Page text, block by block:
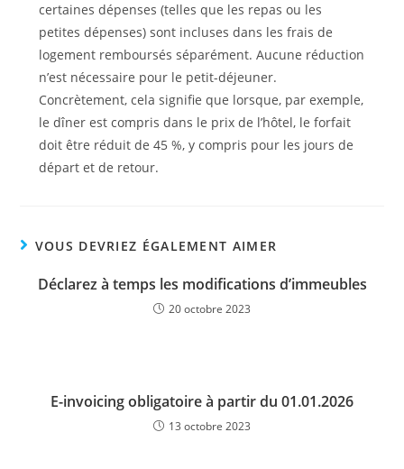
certaines dépenses (telles que les repas ou les
petites dépenses) sont incluses dans les frais de
logement remboursés séparément. Aucune réduction
n’est nécessaire pour le petit-déjeuner.
Concrètement, cela signifie que lorsque, par exemple,
le dîner est compris dans le prix de l’hôtel, le forfait
doit être réduit de 45 %, y compris pour les jours de
départ et de retour.
VOUS DEVRIEZ ÉGALEMENT AIMER
Déclarez à temps les modifications d’immeubles
20 octobre 2023
E-invoicing obligatoire à partir du 01.01.2026
13 octobre 2023